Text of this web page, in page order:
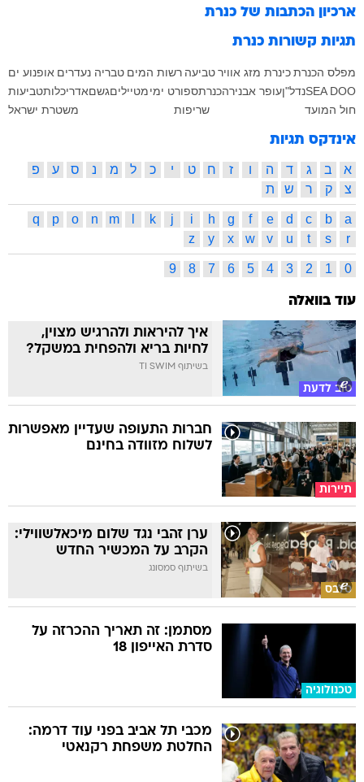
ארכיון הכתבות של כנרת
תגיות קשורות כנרת
מפלס הכנרת כינרת מזג אוויר טביעה רשות המים טבריה נעדרים אופנוע ים
SEA DOOנדל"ןעופר אבנירהכנרתספורט ימימטייליםגשםאדריכלותטביעות
חול המועד
שריפות משטרת ישראל
אינדקס תגיות
א ב ג ד ה ו ז ח ט י כ ל מ נ ס ע
פ
צ
ק ר ש ת
a
b
c
d
e
f
g
h
i
j
k
m
n
o
p
q
r
s
t
u
v
w
x
y
z
0
1
2
3
4
5
6
7
8
9
עוד בוואלה
טוב לדעת
איך להיראות ולהרגיש מצוין,
לחיות בריא ולהפחית במשקל?
בשיתוף TI SWIM
תיירות
חברות התעופה שעדיין מאפשרות
לשלוח מזוודה בחינם
סלבס
ערן זהבי נגד שלום מיכאלשווילי:
הקרב על המכשיר החדש
בשיתוף סמסונג
טכנולוגיה
מסתמן: זה תאריך ההכרזה על
סדרת האייפון 18
מכבי תל אביב בפני עוד דרמה:
החלטת משפחת רקנאטי